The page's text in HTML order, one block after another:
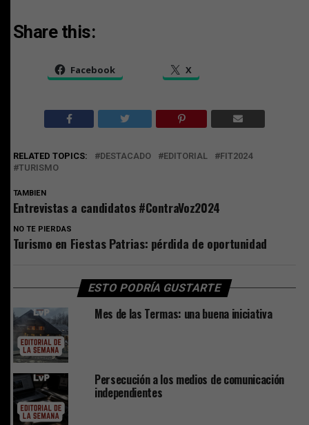
Share this:
Facebook X
RELATED TOPICS: DESTACADO EDITORIAL
FIT2024
TURISMO
TAMBIEN
Entrevistas a candidatos #ContraVoz2024
NO TE PIERDAS
Turismo en Fiestas Patrias: pérdida de oportunidad
ESTO PODRÍA GUSTARTE
Mes de las Termas: una buena iniciativa
Persecución a los medios de comunicación
independientes